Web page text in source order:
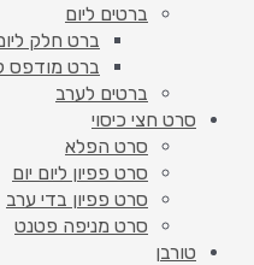
ברטים ליום
ברט חלק
ברט מודפס
ברטים לערב
סרט חצי כיסוי
סרט הפלא
סרט פפיון ליום יום
סרט פפיון בדי ערב
סרט מניפה פטנט
טורבן